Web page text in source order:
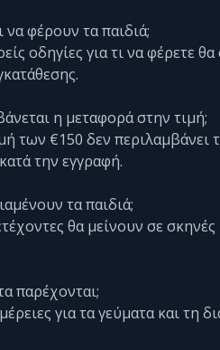
να φέρουν τα παιδιά;
οδηγίες για τι να φέρετε
η μεταφορά στην τιμή;
των €150 δεν
την εγγραφή.
τα παιδιά;
θα μείνουν σε
παρέχονται;
για τα γεύματα και τη